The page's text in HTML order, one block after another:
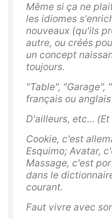
Même si ça ne
les idiomes
nouveaux (qu'ils
autre, ou créés
un concept
toujours.
"Table", "Garage",
français ou
D'ailleurs, etc...
Cookie, c'est
Esquimo; Avatar,
Massage, c'est
dans le
courant.
Faut vivre avec